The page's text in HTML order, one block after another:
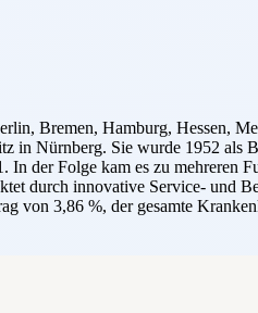
Bremen, Hamburg, Hessen,
in Nürnberg. Sie wurde 1952
der Folge kam es zu mehreren
durch innovative Service- und
von 3,86 %, der gesamte